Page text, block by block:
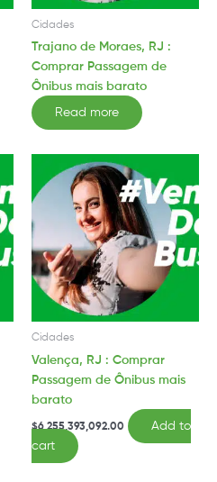
Cidades
Trajano de Moraes, RJ :
Comprar Passagem de
Ônibus mais barato
Read more
Cidades
Valença, RJ : Comprar
Passagem de Ônibus mais
barato
$6,255,393,092.00
Add to
cart